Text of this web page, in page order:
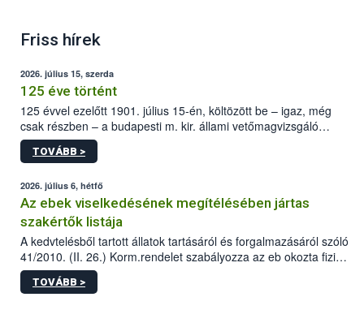
Friss hírek
2026. július 15, szerda
125 éve történt
125 évvel ezelőtt 1901. július 15-én, költözött be – igaz, még
csak részben – a budapesti m. kir. állami vetőmagvizsgáló
állomás a Kis Rókus utca 15. szám alatti, Czigler Győző által
tervezett új épületébe.
TOVÁBB >
2026. július 6, hétfő
Az ebek viselkedésének megítélésében jártas
szakértők listája
A kedvtelésből tartott állatok tartásáról és forgalmazásáról szóló
41/2010. (II. 26.) Korm.rendelet szabályozza az eb okozta fizikai
sérülés, illetve ennek veszélye keletkezésekor felmerülő
hatósági feladatokat, valamint a veszélyes eb tartását és annak
TOVÁBB >